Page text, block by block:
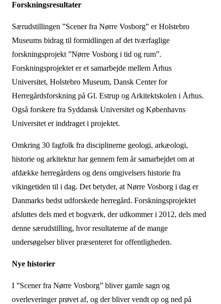
Forskningsresultater
Særudstillingen ”Scener fra Nørre Vosborg” er Holstebro
Museums bidrag til formidlingen af det tværfaglige
forskningsprojekt ”Nørre Vosborg i tid og rum”.
Forskningsprojektet er et samarbejde mellem Århus
Universitet, Holstebro Museum, Dansk Center for
Herregårdsforskning på Gl. Estrup og Arkitektskolen i Århus.
Også forskere fra Syddansk Universitet og Københavns
Universitet er inddraget i projektet.
Omkring 30 fagfolk fra disciplinerne geologi, arkæologi,
historie og arkitektur har gennem fem år samarbejdet om at
afdække herregårdens og dens omgivelsers historie fra
vikingetiden til i dag. Det betyder, at Nørre Vosborg i dag er
Danmarks bedst udforskede herregård. Forskningsprojektet
afsluttes dels med et bogværk, der udkommer i 2012, dels med
denne særudstilling, hvor resultaterne af de mange
undersøgelser bliver præsenteret for offentligheden.
Nye historier
I ”Scener fra Nørre Vosborg” bliver gamle sagn og
overleveringer prøvet af, og der bliver vendt op og ned på